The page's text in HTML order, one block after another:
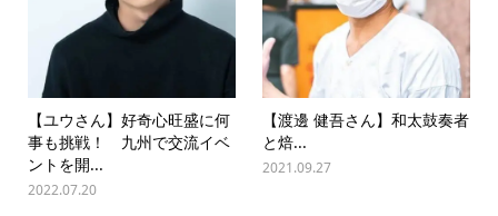
【ユウさん】好奇心旺盛に何
事も挑戦！ 九州で交流イベ
ントを開...
2022.07.20
【渡‌邊‌ ‌健‌吾‌さ‌ん】‌和‌太‌鼓‌奏‌者‌
と‌焙‌...
2021.09.27